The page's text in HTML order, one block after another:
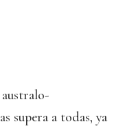
supera a todas, ya